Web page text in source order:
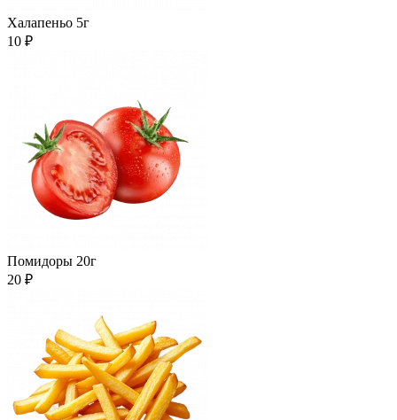
Халапеньо 5г
10 ₽
Помидоры 20г
20 ₽